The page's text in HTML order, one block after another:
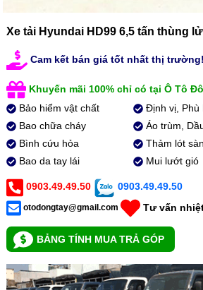
Xe tải Hyundai HD99 6,5 tấn thùng
Cam kết bán giá tốt nhất thị trường!
Khuyến mãi 100% chỉ có tại Ô Tô
Bảo hiểm vật chất
Bao chữa cháy
Bình cứu hỏa
Bao da tay lái
Định vị, Phù
Áo trùm,
Thảm lót sàn
Mui lướt gió
0903.49.49.50 0903.49.49.50
otodongtay@gmail.com Tư vấn
BẢNG TÍNH MUA TRẢ GÓP